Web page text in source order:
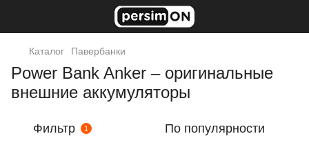
Каталог Павербанки
Power Bank Anker – оригинальные
внешние аккумуляторы
Фильтр 1 По популярности